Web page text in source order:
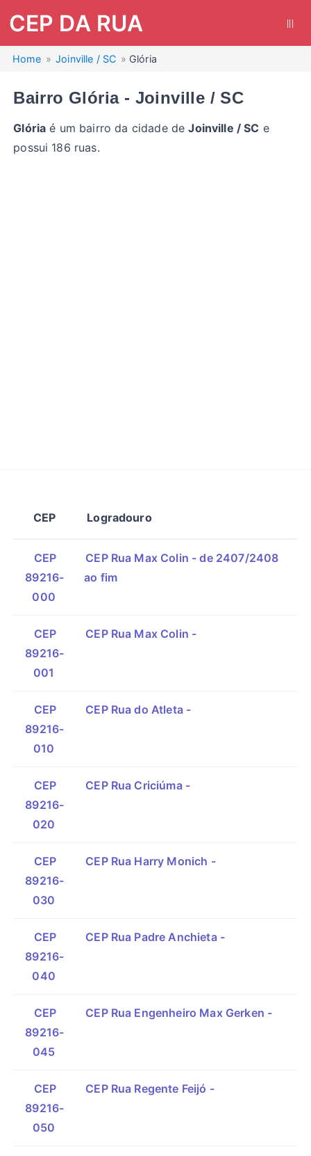
CEP DA RUA
Home Joinville / SC Glória
Bairro Glória - Joinville / SC
Glória é um bairro da cidade deJoinville / SC e
possui 186 ruas.
CEP Logradouro
CEP
89216-
000
CEP Rua Max Colin - de 2407/2408
ao fim
CEP
89216-
001
CEP Rua Max Colin -
CEP
89216-
010
CEP Rua do Atleta -
CEP
89216-
020
CEP Rua Criciúma -
CEP
89216-
030
CEP Rua Harry Monich -
CEP
89216-
040
CEP Rua Padre Anchieta -
CEP
89216-
045
CEP Rua Engenheiro Max Gerken -
CEP
89216-
050
CEP Rua Regente Feijó -